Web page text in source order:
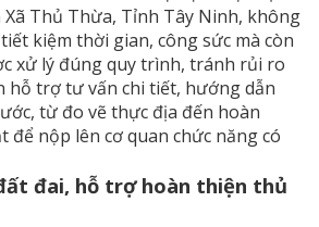
Xã Thủ Thừa, Tỉnh Tây Ninh, không
kiệm thời gian, công sức mà còn
xử lý đúng quy trình, tránh rủi ro
hỗ trợ tư vấn chi tiết, hướng dẫn
từ đo vẽ thực địa đến hoàn
để nộp lên cơ quan chức năng có
đai, hỗ trợ hoàn thiện thủ